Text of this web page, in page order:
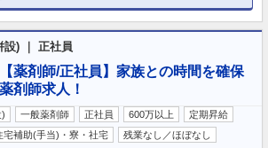
設) ｜ 正社員
薬剤師/正社員】家族との時間を確保
剤師求人！
一般薬剤師 正社員 600万以上
定期昇給
宅補助(手当)・寮・社宅
残業なし／ほぼなし